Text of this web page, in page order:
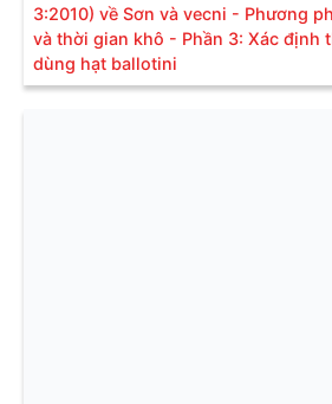
3:2010) về Sơn và vecni - Phương
và thời gian khô - Phần 3: Xác định
dùng hạt ballotini